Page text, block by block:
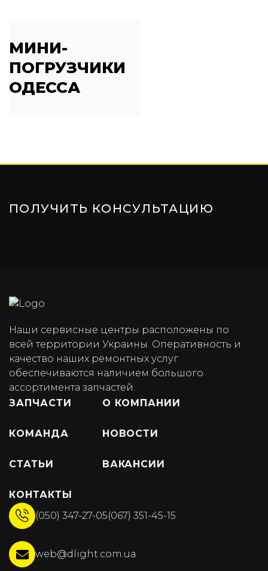
МИНИ-
ПОГРУЗЧИКИ
ОДЕССА
ПОЛУЧИТЬ КОНСУЛЬТАЦИЮ
Наши сервисные центры расположены по
всей территории Украины. Оперативность и
качество наших ремонтных услуг
обеспечиваются наличием большого
ассортимента запчастей.
ЗАПЧАСТИ
О КОМПАНИИ
КОМАНДА НОВОСТИ
СТАТЬИ ВАКАНСИИ
КОНТАКТЫ
(050) 347-27-05(067) 351-45-15
web@dlight.com.ua